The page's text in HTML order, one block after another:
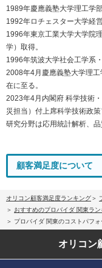
1989年慶應義塾大学理工学
1992年ロチェスター大学経
1996年東京工業大学大学院
学）取得。
1996年筑波大学社会工学系
2008年4月慶應義塾大学理
在に至る。
2023年4月内閣府 科学技術
災担当）付上席科学技術政策
研究分野は応用統計解析、品
顧客満足度について
オリコン顧客満足度ランキング
おすすめのプロバイダ 関東ラン
プロバイダ 関東のコストパフ
オリコン